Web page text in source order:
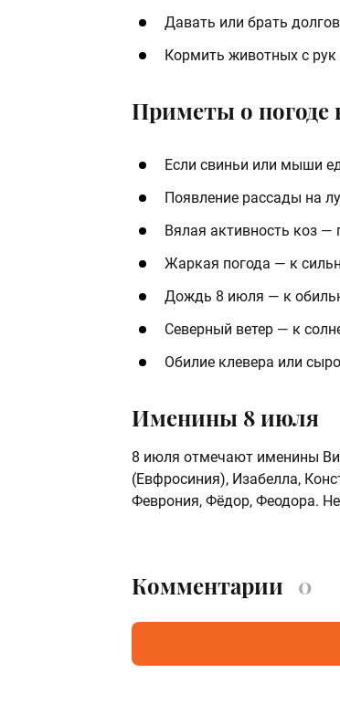
Давать или брать
Кормить животных с
Приметы о погоде
Если свиньи или мыши
Появление рассады на
Вялая активность коз
Жаркая погода — к
Дождь 8 июля — к
Северный ветер — к
Обилие клевера или
Именины 8 июля
8 июля отмечают именины
(Евфросиния), Изабелла,
Феврония, Фёдор, Феодора.
Комментарии 0